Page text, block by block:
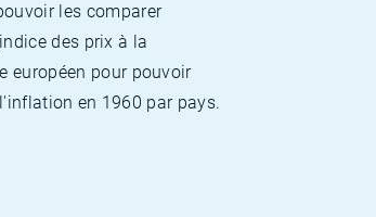
les comparer
des prix à la
européen pour pouvoir
en 1960 par pays.